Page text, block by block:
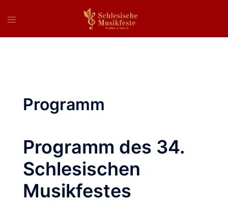
Inhalt
Programm
Programm des 34.
Schlesischen
Musikfestes